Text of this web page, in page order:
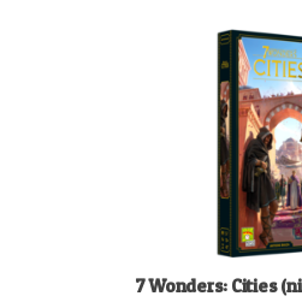
7 Wonders: Cities